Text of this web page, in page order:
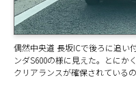
偶然中央道 長坂ICで後ろに追い
ンダS600の様に見えた。とにか
クリアランスが確保されているの